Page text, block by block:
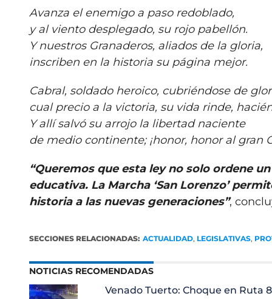
Avanza el enemigo a paso redoblado,
y al viento desplegado, su rojo pabellón.
Y nuestros Granaderos, aliados de la gloria,
inscriben en la historia su página mejor.
Cabral, soldado heroico, cubriéndose de
cual precio a la victoria, su vida rinde,
Y allí salvó su arrojo la libertad naciente
de medio continente; ¡honor, honor al gran
“Queremos que esta ley no solo ordene
educativa. La Marcha ‘San Lorenzo’
historia a las nuevas generaciones”,
SECCIONES RELACIONADAS: ACTUALIDAD, LEGISLATIVAS,
NOTICIAS RECOMENDADAS
Venado Tuerto: Choque en Ruta